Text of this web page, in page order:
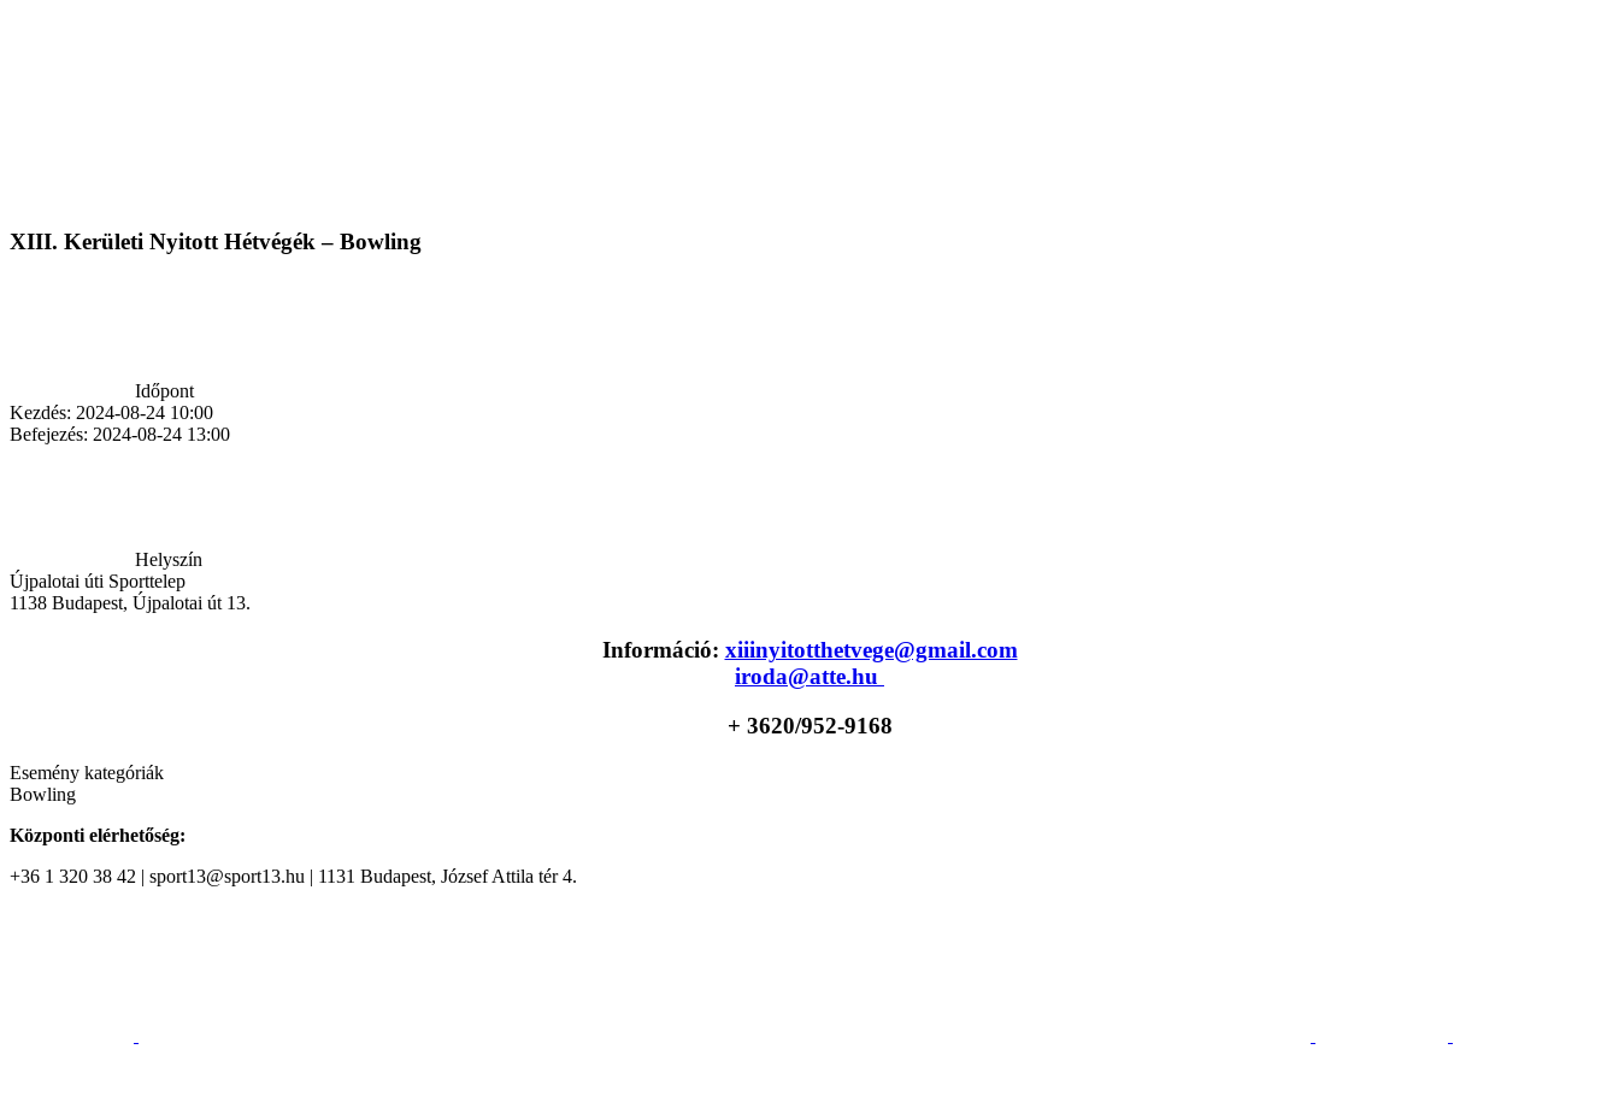
XIII. Kerületi Nyitott Hétvégék – Bowling
Időpont
Kezdés: 2024-08-24 10:00
Befejezés: 2024-08-24 13:00
Helyszín
Újpalotai úti Sporttelep
1138 Budapest, Újpalotai út 13.
Információ: xiiinyitotthetvege@gmail.com
iroda@atte.hu
+ 3620/952-9168
Esemény kategóriák
Bowling
Központi elérhetőség:
+36 1 320 38 42 | sport13@sport13.hu | 1131 Budapest, József Attila tér 4.